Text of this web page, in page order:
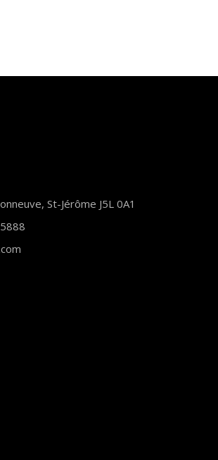
St-Jérôme J5L 0A1